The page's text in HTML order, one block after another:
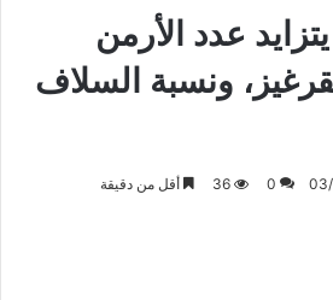
عدد الأرمن
ونسبة السلاف
0
36 أقل من دقيقة